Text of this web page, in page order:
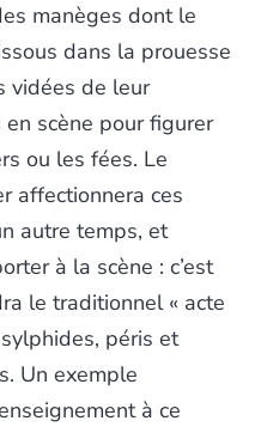
manèges dont le
dans la prouesse
vidées de leur
scène pour figurer
ou les fées. Le
affectionnera ces
autre temps, et
à la scène : c’est
le traditionnel « acte
péris et
Un exemple
à ce